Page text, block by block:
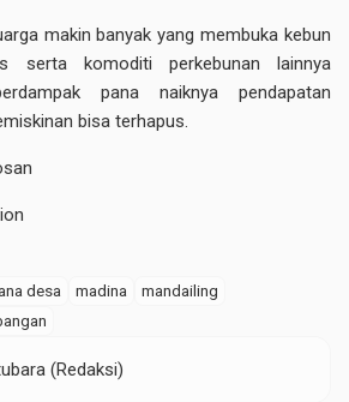
makin banyak yang membuka kebun
serta komoditi perkebunan lainnya
pana naiknya pendapatan
bisa terhapus.
desa madina
mandailing
(Redaksi)